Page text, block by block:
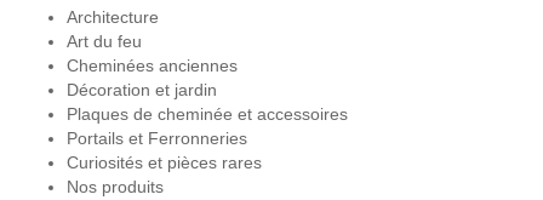
Architecture
Art du feu
Cheminées anciennes
Décoration et jardin
Plaques de cheminée et accessoires
Portails et Ferronneries
Curiosités et pièces rares
Nos produits